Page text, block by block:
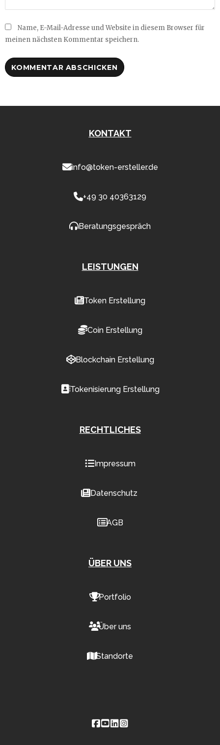
Name, E-Mail-Adresse und Website in diesem Browser für
meinen nächsten Kommentar speichern.
KONTAKT
info@token-ersteller.de
+49 30 40363129
Beratungsgespräch
LEISTUNGEN
Token Erstellung
Coin Erstellung
Blockchain Erstellung
Tokenisierung Erstellung
RECHTLICHES
Impressum
Datenschutz
AGB
ÜBER UNS
Portfolio
Über uns
Standorte